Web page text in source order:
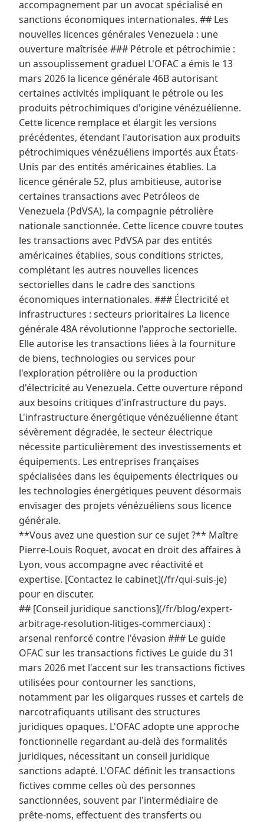
accompagnement par un avocat spécialisé en
sanctions économiques internationales. ## Les
nouvelles licences générales Venezuela : une
ouverture maîtrisée ### Pétrole et pétrochimie :
un assouplissement graduel L'OFAC a émis le 13
mars 2026 la licence générale 46B autorisant
certaines activités impliquant le pétrole ou les
produits pétrochimiques d'origine vénézuélienne.
Cette licence remplace et élargit les versions
précédentes, étendant l'autorisation aux produits
pétrochimiques vénézuéliens importés aux États-
Unis par des entités américaines établies. La
licence générale 52, plus ambitieuse, autorise
certaines transactions avec Petróleos de
Venezuela (PdVSA), la compagnie pétrolière
nationale sanctionnée. Cette licence couvre toutes
les transactions avec PdVSA par des entités
américaines établies, sous conditions strictes,
complétant les autres nouvelles licences
sectorielles dans le cadre des sanctions
économiques internationales. ### Électricité et
infrastructures : secteurs prioritaires La licence
générale 48A révolutionne l'approche sectorielle.
Elle autorise les transactions liées à la fourniture
de biens, technologies ou services pour
l'exploration pétrolière ou la production
d'électricité au Venezuela. Cette ouverture répond
aux besoins critiques d'infrastructure du pays.
L'infrastructure énergétique vénézuélienne étant
sévèrement dégradée, le secteur électrique
nécessite particulièrement des investissements et
équipements. Les entreprises françaises
spécialisées dans les équipements électriques ou
les technologies énergétiques peuvent désormais
envisager des projets vénézuéliens sous licence
générale.
**Vous avez une question sur ce sujet ?** Maître
Pierre-Louis Roquet, avocat en droit des affaires à
Lyon, vous accompagne avec réactivité et
expertise. [Contactez le cabinet](/fr/qui-suis-je)
pour en discuter.
## [Conseil juridique sanctions](/fr/blog/expert-
arbitrage-resolution-litiges-commerciaux) :
arsenal renforcé contre l'évasion ### Le guide
OFAC sur les transactions fictives Le guide du 31
mars 2026 met l'accent sur les transactions fictives
utilisées pour contourner les sanctions,
notamment par les oligarques russes et cartels de
narcotrafiquants utilisant des structures
juridiques opaques. L'OFAC adopte une approche
fonctionnelle regardant au-delà des formalités
juridiques, nécessitant un conseil juridique
sanctions adapté. L'OFAC définit les transactions
fictives comme celles où des personnes
sanctionnées, souvent par l'intermédiaire de
prête-noms, effectuent des transferts ou